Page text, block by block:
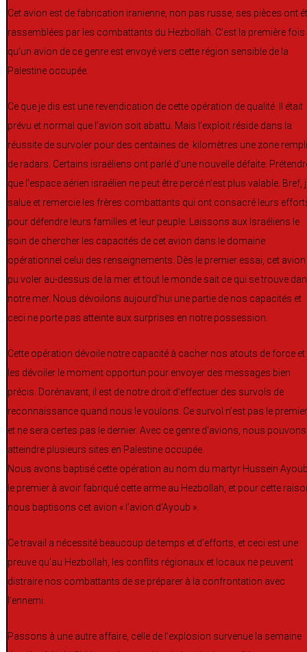
Cet avion est de fabrication iranienne, non pas russe, ses pièces ont
rassemblées par les combattants du Hezbollah. C’est la première fois
qu’un avion de ce genre est envoyé vers cette région sensible de la
Palestine occupée.
Ce que je dis est une revendication de cette opération de qualité. Il était
prévu et normal que l’avion soit abattu. Mais l’exploit réside dans la
réussite de survoler pour des centaines de kilomètres une zone
de radars. Certains israéliens ont parlé d’une nouvelle défaite.
que l’espace aérien israélien ne peut être percé n’est plus valable. Bref,
salue et remercie les frères combattants qui ont consacré leurs
pour défendre leurs familles et leur peuple. Laissons aux Israéliens le
soin de chercher les capacités de cet avion dans le domaine
opérationnel celui des renseignements. Dès le premier essai, cet avion
pu voler au-dessus de la mer et tout le monde sait ce qui se trouve
notre mer. Nous dévoilons aujourd’hui une partie de nos capacités et
ceci ne porte pas atteinte aux surprises en notre possession.
Cette opération dévoile notre capacité à cacher nos atouts de force et
les dévoiler le moment opportun pour envoyer des messages bien
précis. Dorénavant, il est de notre droit d’effectuer des survols de
reconnaissance quand nous le voulons. Ce survol n’est pas le premier
et ne sera certes pas le dernier. Avec ce genre d’avions, nous pouvons
atteindre plusieurs sites en Palestine occupée.
Nous avons baptisé cette opération au nom du martyr Hussein
le premier à avoir fabriqué cette arme au Hezbollah, et pour cette
nous baptisons cet avion « l’avion d’Ayoub ».
Ce travail a nécessité beaucoup de temps et d’efforts, et ceci est une
preuve qu’au Hezbollah, les conflits régionaux et locaux ne peuvent
distraire nos combattants de se préparer à la confrontation avec
l’ennemi.
Passons à une autre affaire, celle de l’explosion survenue la semaine